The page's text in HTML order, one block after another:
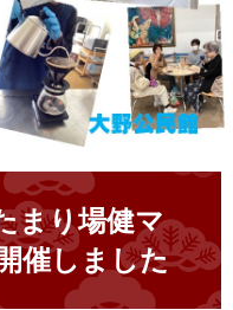
まり場健マ
催しました